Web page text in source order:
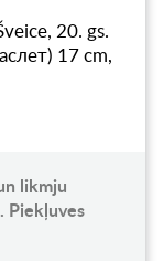
20. gs.
17 cm,
likmju
Piekļuves